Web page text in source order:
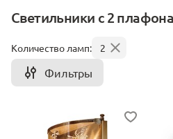
Светильники с 2
Количество ламп: 2
Фильтры